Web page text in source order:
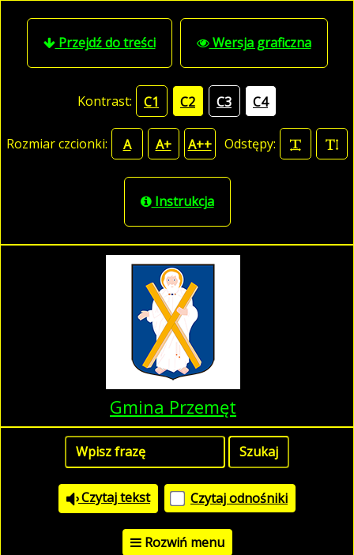
Przejdź do treści Wersja graficzna
Kontrast: C1 C2 C3 C4
Rozmiar czcionki: A A+ A++ Odstępy:
Instrukcja
Gmina Przemęt
Czytaj tekst Czytaj odnośniki
Rozwiń menu